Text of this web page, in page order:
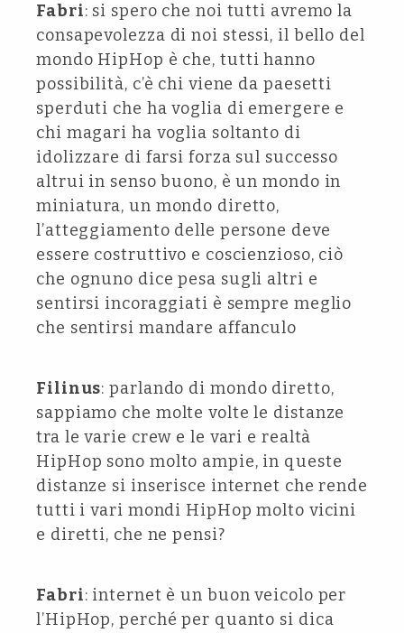
Fabri: si spero che noi tutti avremo la
consapevolezza di noi stessi, il bello del
mondo HipHop è che, tutti hanno
possibilità, c’è chi viene da paesetti
sperduti che ha voglia di emergere e
chi magari ha voglia soltanto di
idolizzare di farsi forza sul successo
altrui in senso buono, è un mondo in
miniatura, un mondo diretto,
l’atteggiamento delle persone deve
essere costruttivo e coscienzioso, ciò
che ognuno dice pesa sugli altri e
sentirsi incoraggiati è sempre meglio
che sentirsi mandare affanculo
Filinus: parlando di mondo diretto,
sappiamo che molte volte le distanze
tra le varie crew e le vari e realtà
HipHop sono molto ampie, in queste
distanze si inserisce internet che rende
tutti i vari mondi HipHop molto vicini
e diretti, che ne pensi?
Fabri: internet è un buon veicolo per
l’HipHop, perché per quanto si dica